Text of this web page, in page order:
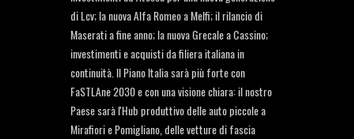
di Lcv; la nuova Alfa Romeo a Melfi; il rilancio di
Maserati a fine anno; la nuova Grecale a Cassino;
investimenti e acquisti da filiera italiana in
continuità. Il Piano Italia sarà più forte con
FaSTLAne 2030 e con una visione chiara: il nostro
Paese sarà l'Hub produttivo delle auto piccole a
Mirafiori e Pomigliano, delle vetture di fascia